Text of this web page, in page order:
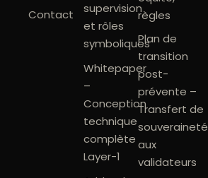
Contact
supervision
et rôles
symboliques
Whitepaper
–
Conception
technique
complète
Layer-1
règles
Plan de
transition
post-
prévente –
Transfert de
souveraineté
aux
validateurs